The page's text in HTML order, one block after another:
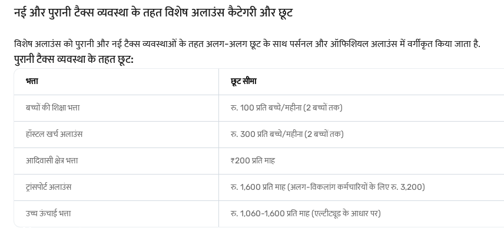
नई और पुरानी टैक्स व्यवस्था के तहत विशेष अलाउंस कैटेगरी और छूट
विशेष अलाउंस को पुरानी और नई टैक्स व्यवस्थाओं के तहत अलग-अलग छूट के साथ पर्सनल और ऑफिशियल अलाउंस में वर्गीकृत किया जाता है.
पुरानी टैक्स व्यवस्था के तहत छूट:
भत्ता छूट सीमा
बच्चों की शिक्षा भत्ता रु. 100 प्रति बच्चे/महीना (2 बच्चों तक)
हॉस्टल खर्च अलाउंस रु. 300 प्रति बच्चे/महीना (2 बच्चों तक)
आदिवासी क्षेत्र भत्ता ₹200 प्रति माह
ट्रांसपोर्ट अलाउंस रु. 1,600 प्रति माह (अलग-विकलांग कर्मचारियों के लिए रु. 3,200)
उच्च ऊंचाई भत्ता रु. 1,060-1,600 प्रति माह (एल्टीट्यूड के आधार पर)